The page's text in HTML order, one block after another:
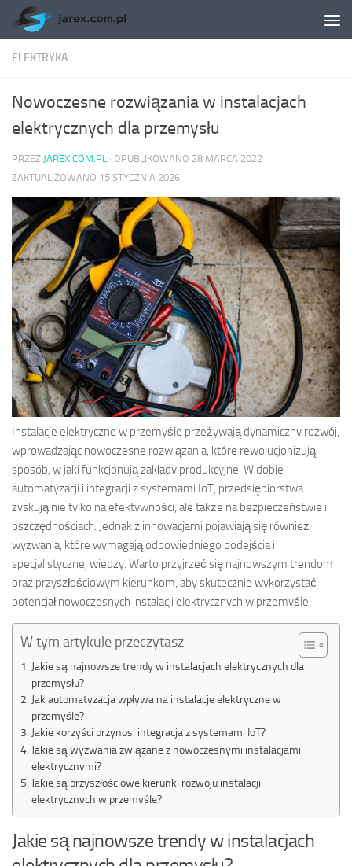
Skip to content
ELEKTRYKA
Nowoczesne rozwiązania w instalacjach
elektrycznych dla przemysłu
PRZEZ JAREX.COM.PL · OPUBLIKOWANO 28 MARCA 2022 ·
ZAKTUALIZOWANO 15 STYCZNIA 2026
Instalacje elektryczne w przemyśle przeżywają dynamiczny rozwój,
wprowadzając nowoczesne rozwiązania, które rewolucjonizują
sposób, w jaki funkcjonują zakłady produkcyjne. W dobie
automatyzacji i integracji z systemami IoT, przedsiębiorstwa
zyskują nie tylko na efektywności, ale także na bezpieczeństwie i
oszczędnościach. Jednak z innowacjami pojawiają się również
wyzwania, które wymagają odpowiedniego podejścia i
specjalistycznej wiedzy. Warto przyjrzeć się najnowszym trendom
oraz przyszłościowym kierunkom, aby skutecznie wykorzystać
potencjał nowoczesnych instalacji elektrycznych w przemyśle.
W tym artykule przeczytasz
Jakie są najnowsze trendy w instalacjach elektrycznych dla
przemysłu?
Jak automatyzacja wpływa na instalacje elektryczne w
przemyśle?
Jakie korzyści przynosi integracja z systemami IoT?
Jakie są wyzwania związane z nowoczesnymi instalacjami
elektrycznymi?
Jakie są przyszłościowe kierunki rozwoju instalacji
elektrycznych w przemyśle?
Jakie są najnowsze trendy w instalacjach